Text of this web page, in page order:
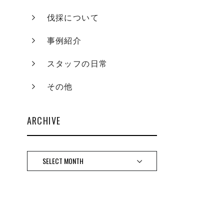
伐採について
事例紹介
スタッフの日常
その他
ARCHIVE